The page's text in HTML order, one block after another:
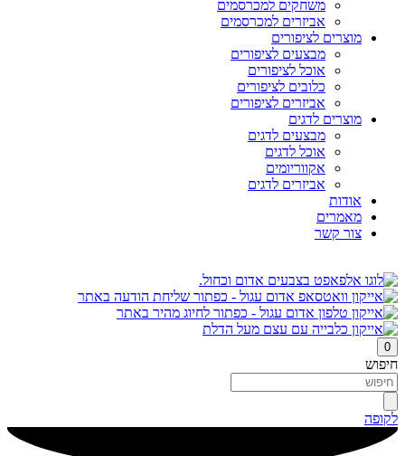
משחקים למכרסמים
אביזרים למכרסמים
מוצרים לציפורים
מבצעים לציפורים
אוכל לציפורים
כלובים לציפורים
אביזרים לציפורים
מוצרים לדגים
מבצעים לדגים
אוכל לדגים
אקווריומים
אביזרים לדגים
אודות
מאמרים
צור קשר
0
חיפוש
לקופה